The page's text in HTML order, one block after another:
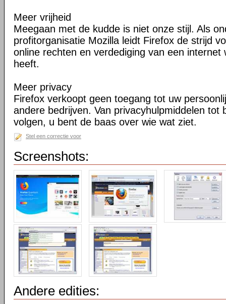
Meer vrijheid
Meegaan met de kudde is niet onze stijl. Als
profitorganisatie Mozilla leidt Firefox de strijd
online rechten en verdediging van een internet
heeft.
Meer privacy
Firefox verkoopt geen toegang tot uw
andere bedrijven. Van privacyhulpmiddelen tot
volgen, u bent de baas over wie wat ziet.
Stel een correctie voor
Screenshots:
Andere edities: